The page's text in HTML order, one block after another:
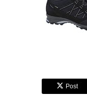
Post